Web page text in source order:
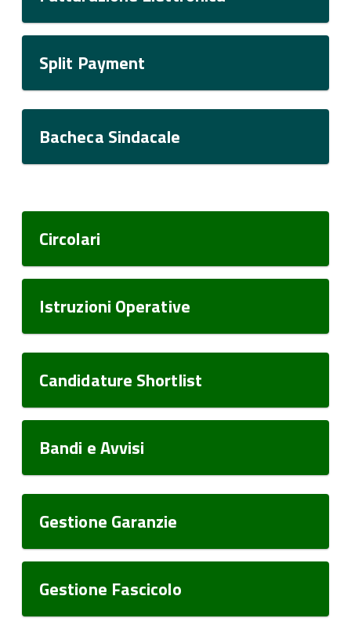
Split Payment
Bacheca Sindacale
Circolari
Istruzioni Operative
Candidature Shortlist
Bandi e Avvisi
Gestione Garanzie
Gestione Fascicolo